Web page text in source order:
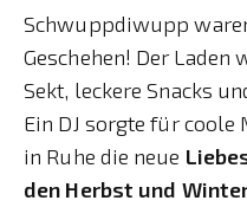
Schwuppdiwupp
Geschehen! Der
Sekt, leckere Snacks
Ein DJ sorgte für
in Ruhe die neue
den Herbst und